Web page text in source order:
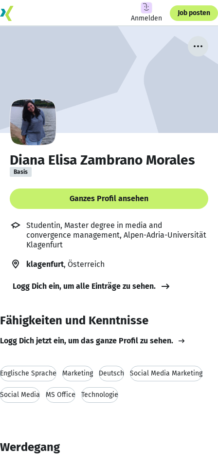
Anmelden
Job posten
Diana Elisa Zambrano Morales
Basis
Ganzes Profil ansehen
Studentin, Master degree in media and
convergence management, Alpen-Adria-Universität
Klagenfurt
klagenfurt, Österreich
Logg Dich ein, um alle Einträge zu sehen.
Fähigkeiten und Kenntnisse
Logg Dich jetzt ein, um das ganze Profil zu sehen.
Englische Sprache Marketing Deutsch Social Media Marketing
Social Media MS Office Technologie
Werdegang